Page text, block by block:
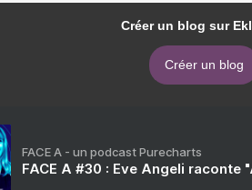
Créer un blog sur
Créer un blog
FACE A - un podcast Purecharts
FACE A #30 : Eve Angeli raconte